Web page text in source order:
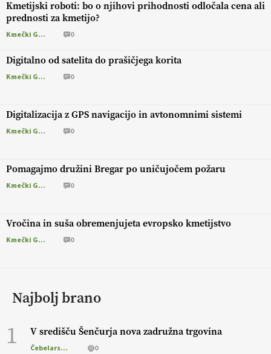
Kmetijski roboti: bo o njihovi prihodnosti odločala cena ali
prednosti za kmetijo?
Kmečki Glas 0
Digitalno od satelita do prašičjega korita
Kmečki Glas 0
Digitalizacija z GPS navigacijo in avtonomnimi sistemi
Kmečki Glas 0
Pomagajmo družini Bregar po uničujočem požaru
Kmečki Glas 0
Vročina in suša obremenjujeta evropsko kmetijstvo
Kmečki Glas 0
Najbolj brano
1 V središču Šenčurja nova zadružna trgovina
Čebelarstvo 0